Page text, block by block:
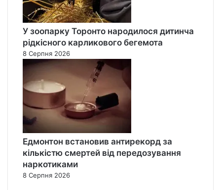
У зоопарку Торонто народилося дитинча
рідкісного карликового бегемота
8 Серпня 2026
Едмонтон встановив антирекорд за
кількістю смертей від передозування
наркотиками
8 Серпня 2026